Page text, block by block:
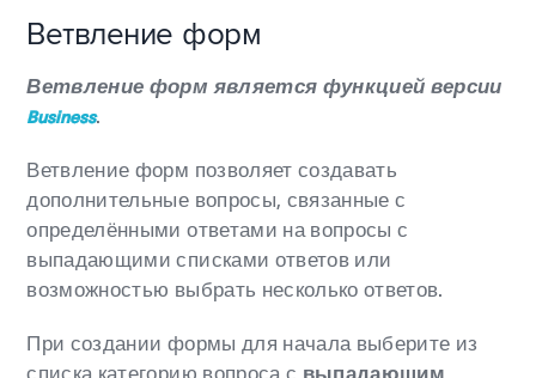
Ветвление форм
Ветвление форм является функцией версии
Business.
Ветвление форм позволяет создавать
дополнительные вопросы, связанные с
определёнными ответами на вопросы с
выпадающими списками ответов или
возможностью выбрать несколько ответов.
При создании формы для начала выберите из
списка категорию вопроса с выпадающим